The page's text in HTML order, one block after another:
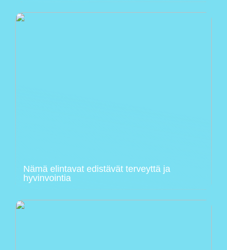
Nämä elintavat edistävät terveyttä ja
hyvinvointia